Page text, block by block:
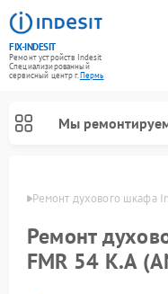
FIX-INDESIT
Ремонт устройств Indesit
Специализированный
cервисный центр г.Пермь
Мы
Ремонт духового шкафа
Ремонт
FMR 54 K.A